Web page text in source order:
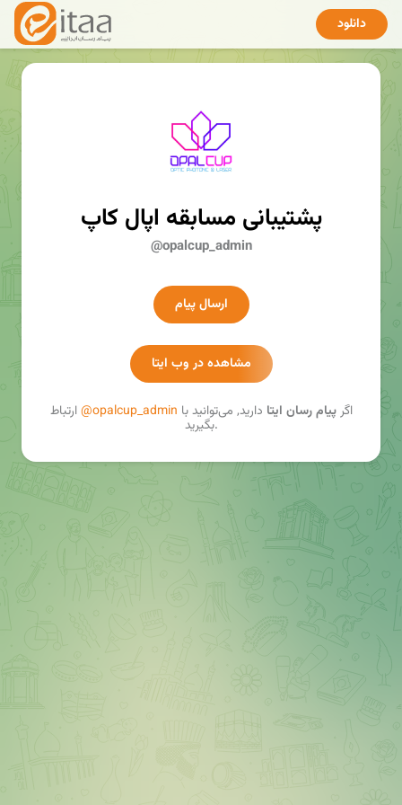
دانلود
پشتیبانی مسابقه اپال کاپ
@opalcup_admin
ارسال پیام
مشاهده در وب ایتا
اگرپیام رسان ایتا دارید, می‌توانید با @opalcup_adminارتباط
بگیرید.